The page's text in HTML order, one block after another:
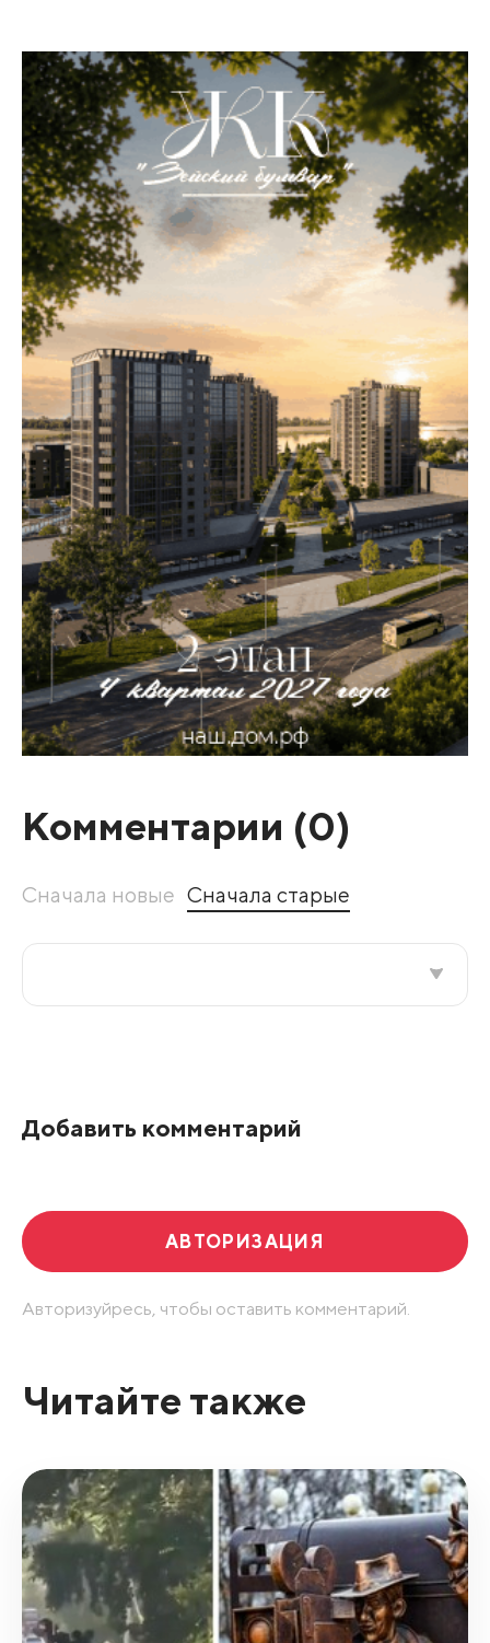
Комментарии (0)
Сначала новые Сначала старые
Добавить комментарий
АВТОРИЗАЦИЯ
Авторизуйресь, чтобы оставить комментарий.
Читайте также